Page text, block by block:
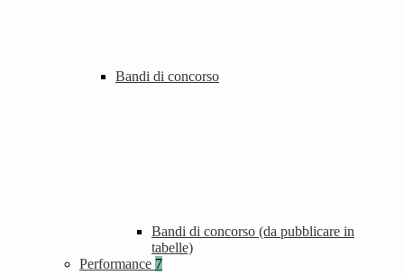
Bandi di concorso
Bandi di concorso (da pubblicare in
tabelle)
Performance 7